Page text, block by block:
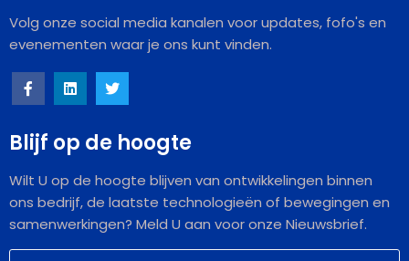
Volg onze social media kanalen voor updates, fofo's en
evenementen waar je ons kunt vinden.
Blijf op de hoogte
Wilt U op de hoogte blijven van ontwikkelingen binnen
ons bedrijf, de laatste technologieën of bewegingen en
samenwerkingen? Meld U aan voor onze Nieuwsbrief.